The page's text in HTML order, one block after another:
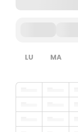
LU MA